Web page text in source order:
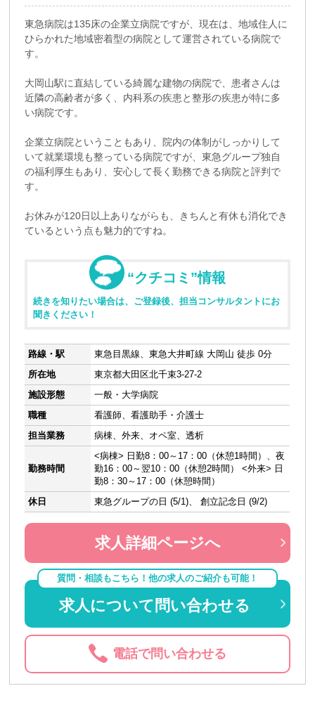
東急病院は135床の企業立病院ですが、現在は、地域住人に
ひらかれた地域密着型の病院として運営されている病院で
す。
大岡山駅に直結している綺麗な建物の病院で、患者さんは
近隣の高齢者が多く、内科系の疾患と整形の疾患が特に多
い病院です。
企業立病院ということもあり、院内の体制がしっかりして
いて就業環境も整っている病院ですが、東急グループ独自
の福利厚生もあり、安心して長く勤務できる病院と評判で
す。
お休みが120日以上ありながらも、きちんと有休も消化でき
ているという点も魅力的ですね。
“クチコミ”情報
続きを知りたい場合は、ご登録後、担当コンサルタントにお
聞きください！
路線・駅
東急目黒線、東急大井町線 大岡山 徒歩 0分
所在地
東京都大田区北千束3-27-2
施設形態
一般・大学病院
職種
看護師、看護助手・介護士
担当業務
病棟、外来、オペ室、透析
勤務時間
<病棟> 日勤8：00～17：00（休憩1時間）、夜
勤16：00～翌10：00（休憩2時間） <外来> 日
勤8：30～17：00（休憩時間）
休日
東急グループの日 (5/1)、 創立記念日 (9/2)
求人詳細ページへ
質問・相談もこちら！他の求人のご紹介も可能！
求人について問い合わせる
電話で問い合わせる